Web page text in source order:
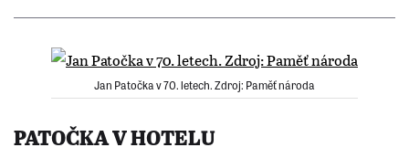
Jan Patočka v 70. letech. Zdroj: Paměť národa
PATOČKA V HOTELU